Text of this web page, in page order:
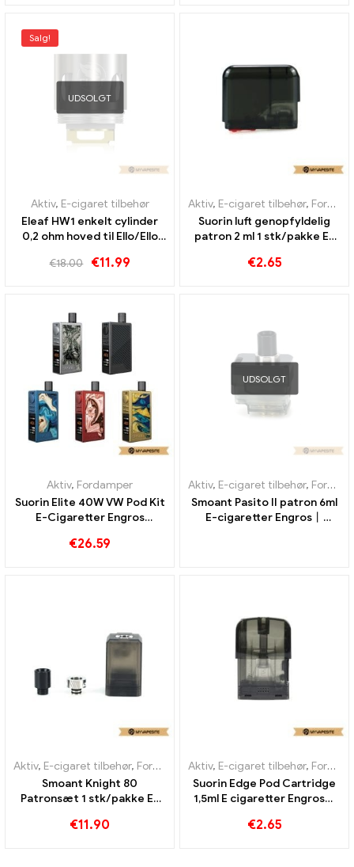
Salg!
UDSOLGT
Aktiv, E-cigaret tilbehør
Eleaf HW1 enkelt cylinder
0,2 ohm hoved til Ello/Ello
(5stk/Pakke) E-cigaretter
€18.00 €11.99
Aktiv, E-cigaret tilbehør, Fordamper
Suorin luft genopfyldelig
patron 2 ml 1 stk/pakke E-
€2.65
Aktiv, Fordamper
Suorin Elite 40W VW Pod Kit
E-Cigaretter Engros
€26.59
UDSOLGT
Aktiv, E-cigaret tilbehør, Fordamper
Smoant Pasito II patron 6ml
E-cigaretter Engros丨
Aktiv, E-cigaret tilbehør, Fordamper
Smoant Knight 80
Patronsæt 1 stk/pakke E-
€11.90
Aktiv, E-cigaret tilbehør, Fordamper
Suorin Edge Pod Cartridge
1,5ml E cigaretter Engros丨
€2.65